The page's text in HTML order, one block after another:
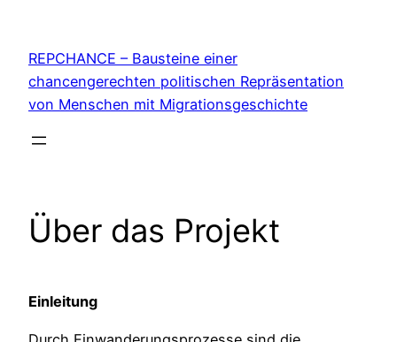
springen
REPCHANCE – Bausteine einer
chancengerechten politischen Repräsentation
von Menschen mit Migrationsgeschichte
Über das Projekt
Einleitung